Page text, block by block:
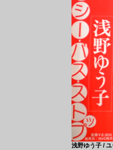
浅野ゆう子 /